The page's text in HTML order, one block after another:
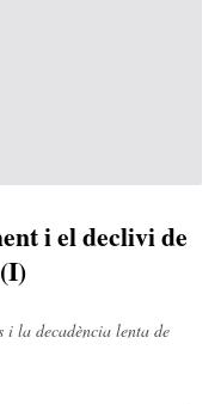
i el declivi de
i la decadència lenta de